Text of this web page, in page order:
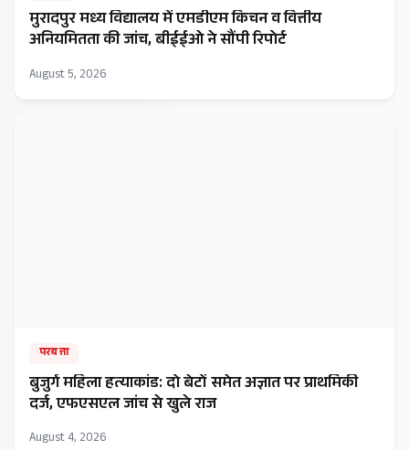
मुरादपुर मध्य विद्यालय में एमडीएम किचन व वित्तीय
अनियमितता की जांच, बीईईओ ने सौंपी रिपोर्ट
August 5, 2026
परबत्ता
बुजुर्ग महिला हत्याकांड: दो बेटों समेत अज्ञात पर प्राथमिकी
दर्ज, एफएसएल जांच से खुले राज
August 4, 2026